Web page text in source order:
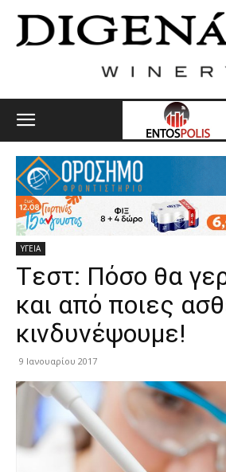
ΥΓΕΙΑ
Tεστ: Πόσο θα
και από ποιες
κινδυνέψουμε!
9 Ιανουαρίου 2017